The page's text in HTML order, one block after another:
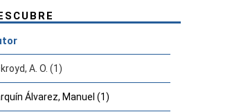
A. O. (1)
Álvarez, Manuel (1)